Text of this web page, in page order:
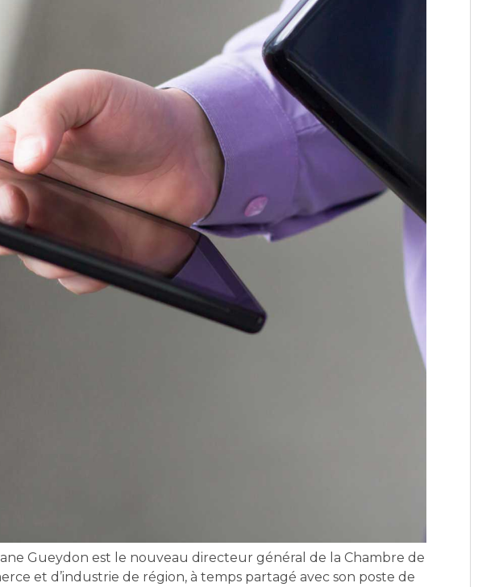
Gueydon est le nouveau directeur général de la Chambre de
et d’industrie de région, à temps partagé avec son poste de